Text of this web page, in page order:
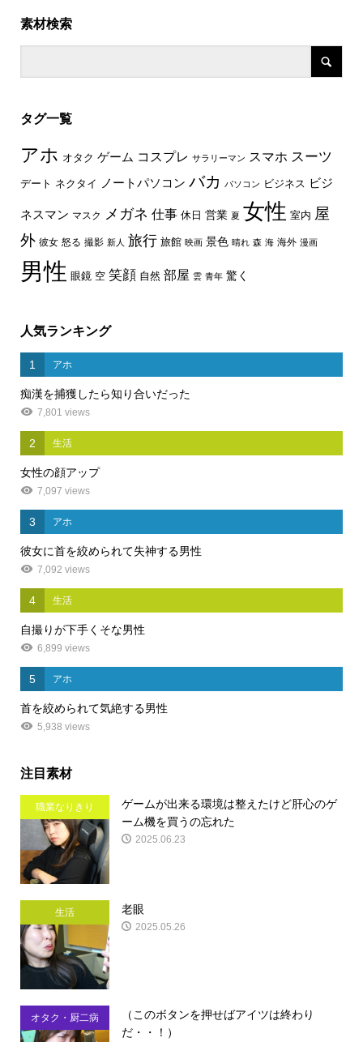
素材検索
タグ一覧
アホ オタク ゲーム コスプレ サラリーマン スマホ スーツ
デート ネクタイ ノートパソコン バカ パソコン ビジネス ビジ
ネスマン マスク メガネ 仕事 休日 営業 夏 女性 室内 屋
外 彼女 怒る 撮影 新人 旅行 旅館 映画 景色 晴れ 森 海 海外 漫画
男性 眼鏡 空 笑顔 自然 部屋 雲 青年 驚く
人気ランキング
1 アホ
痴漢を捕獲したら知り合いだった
7,801 views
2 生活
女性の顔アップ
7,097 views
3 アホ
彼女に首を絞められて失神する男性
7,092 views
4 生活
自撮りが下手くそな男性
6,899 views
5 アホ
首を絞められて気絶する男性
5,938 views
注目素材
職業なりきり
ゲームが出来る環境は整えたけど肝心のゲ
ーム機を買うの忘れた
2025.06.23
生活 老眼
2025.05.26
オタク・厨二病
（このボタンを押せばアイツは終わり
だ・・！）